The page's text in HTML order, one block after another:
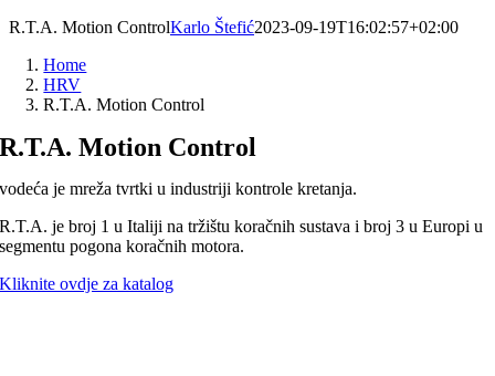
R.T.A. Motion ControlKarlo Štefić2023-09-19T16:02:57+02:00
Home
HRV
R.T.A. Motion Control
R.T.A. Motion Control
vodeća je mreža tvrtki u industriji kontrole kretanja.
R.T.A. je broj 1 u Italiji na tržištu koračnih sustava i broj 3 u Europi u
segmentu pogona koračnih motora.
Kliknite ovdje za katalog